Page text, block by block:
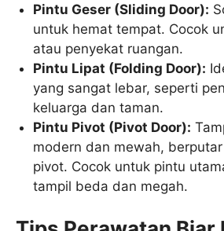
Pintu Geser (Sliding Door):
untuk hemat tempat. Cocok
atau penyekat ruangan.
Pintu Lipat (Folding Door):
yang sangat lebar, seperti
keluarga dan taman.
Pintu Pivot (Pivot Door):
modern dan mewah,
pivot. Cocok untuk pintu
tampil beda dan megah.